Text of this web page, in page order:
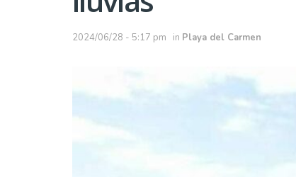
2024/06/28 - 5:17 pm in Playa del Carmen